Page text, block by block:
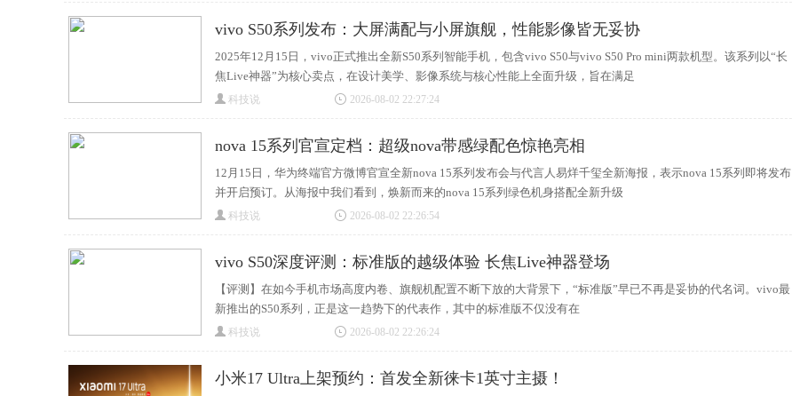
vivo S50系列发布：大屏满配与小屏旗舰，性能影像皆无妥协
2025年12月15日，vivo正式推出全新S50系列智能手机，包含vivo S50与vivo S50 Pro mini两款机型。该系列以“长
焦Live神器”为核心卖点，在设计美学、影像系统与核心性能上全面升级，旨在满足
科技说 2026-08-02 22:27:24
nova 15系列官宣定档：超级nova带感绿配色惊艳亮相
12月15日，华为终端官方微博官宣全新nova 15系列发布会与代言人易烊千玺全新海报，表示nova 15系列即将发布
并开启预订。从海报中我们看到，焕新而来的nova 15系列绿色机身搭配全新升级
科技说 2026-08-02 22:26:54
vivo S50深度评测：标准版的越级体验 长焦Live神器登场
【评测】在如今手机市场高度内卷、旗舰机配置不断下放的大背景下，“标准版”早已不再是妥协的代名词。vivo最
新推出的S50系列，正是这一趋势下的代表作，其中的标准版不仅没有在
科技说 2026-08-02 22:26:24
小米17 Ultra上架预约：首发全新徕卡1英寸主摄！